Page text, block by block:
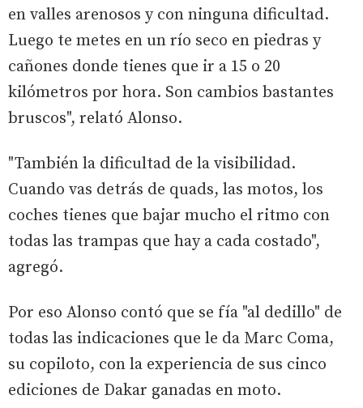
en valles arenosos y con ninguna dificultad.
Luego te metes en un río seco en piedras y
cañones donde tienes que ir a 15 o 20
kilómetros por hora. Son cambios bastantes
bruscos", relató Alonso.
"También la dificultad de la visibilidad.
Cuando vas detrás de quads, las motos, los
coches tienes que bajar mucho el ritmo con
todas las trampas que hay a cada costado",
agregó.
Por eso Alonso contó que se fía "al dedillo" de
todas las indicaciones que le da Marc Coma,
su copiloto, con la experiencia de sus cinco
ediciones de Dakar ganadas en moto.